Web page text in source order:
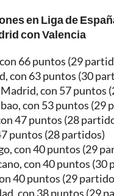
en Liga de
con Valencia
66 puntos (29
con 63 puntos (30
con 57 puntos
con 53 puntos (29
47 puntos (28
puntos (28 partidos)
con 40 puntos (29
con 40 puntos (30
40 puntos (29
con 38 puntos (29